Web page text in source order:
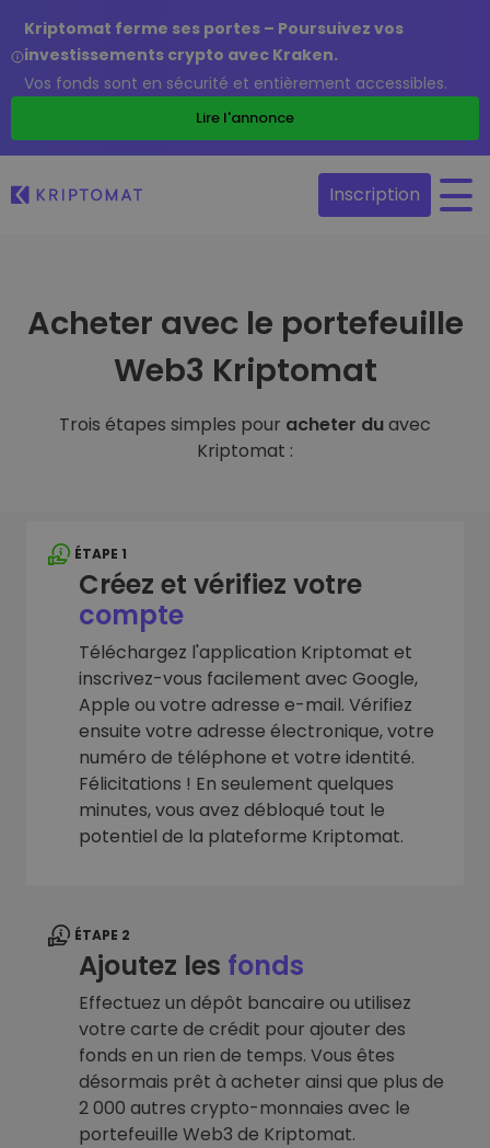
Kriptomat ferme ses portes – Poursuivez vos
investissements crypto avec Kraken.
Vos fonds sont en sécurité et entièrement accessibles.
Lire l'annonce
Inscription
Acheter avec le portefeuille
Web3 Kriptomat
Trois étapes simples pour acheter duavec
Kriptomat :
ÉTAPE 1
Créez et vérifiez votre
compte
Téléchargez l'application Kriptomat et
inscrivez-vous facilement avec Google,
Apple ou votre adresse e-mail. Vérifiez
ensuite votre adresse électronique, votre
numéro de téléphone et votre identité.
Félicitations ! En seulement quelques
minutes, vous avez débloqué tout le
potentiel de la plateforme Kriptomat.
ÉTAPE 2
Ajoutez les fonds
Effectuez un dépôt bancaire ou utilisez
votre carte de crédit pour ajouter des
fonds en un rien de temps. Vous êtes
désormais prêt à acheter ainsi que plus de
2 000 autres crypto-monnaies avec le
portefeuille Web3 de Kriptomat.